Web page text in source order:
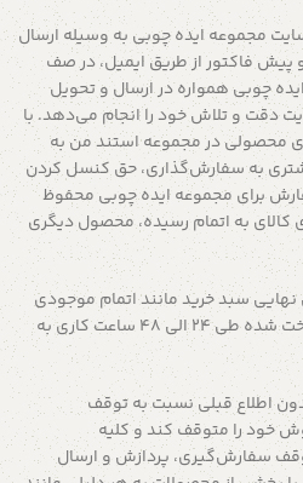
مجموعه ایده چوبی به وسیله ارسال
پیش فاکتور از طریق ایمیل، در صف
چوبی همواره در ارسال و تحویل
دقت و تلاش خود را انجام می‌دهد. با
محصولی در مجموعه استند من به
به سفارش‌‏گذاری، حق کنسل کردن
برای مجموعه ایده چوبی محفوظ
به اتمام رسیده، محصول دیگری
سبد خرید مانند اتمام موجودی
کالا یا انصراف مشتری، مبلغ پرداخت شده طی 24 الی 48 ساعت کاری به
اطلاع قبلی نسبت به توقف
خود را متوقف کند و کلیه
سفارش‌‏گیری، پردازش و ارسال